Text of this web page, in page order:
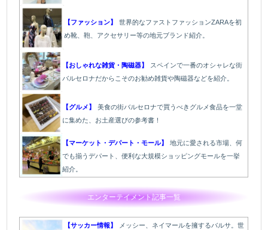
【ファッション】
世界的なファストファッションZARAを初
め靴、鞄、アクセサリー等の地元ブランド紹介。
【おしゃれな雑貨・陶磁器】
スペインで一番のオシャレな街
バルセロナだからこそのお勧め雑貨や陶磁器などを紹介。
【グルメ】
美食の街バルセロナで買うべきグルメ食品を一堂
に集めた、お土産選びの参考書！
【マーケット・デパート・モール】
地元に愛される市場、何
でも揃うデパート、便利な大規模ショッピングモールを一挙
紹介。
エンターテイメント記事一覧
【サッカー情報】
メッシー、ネイマールを擁するバルサ。世